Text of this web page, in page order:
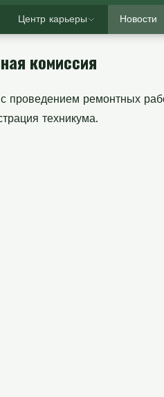
Центр карьеры Новости
комиссия
проведением ремонтных
техникума.